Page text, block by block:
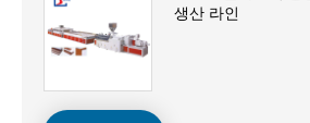
생산 라인